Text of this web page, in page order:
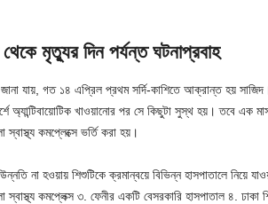
মৃত্যুর দিন পর্যন্ত ঘটনাপ্রবাহ
জানা যায়, গত ১৪ এপ্রিল প্রথম সর্দি-কাশিতে আক্রান্ত হয়
অ্যান্টিবায়োটিক খাওয়ানোর পর সে কিছুটা সুস্থ হয়। তবে
স্বাস্থ্য কমপ্লেক্সে ভর্তি করা হয়।
না হওয়ায় শিশুটিকে ক্রমান্বয়ে বিভিন্ন হাসপাতালে নিয়ে
স্বাস্থ্য কমপ্লেক্স ৩. ফেনীর একটি বেসরকারি হাসপাতাল ৪. ঢাকা